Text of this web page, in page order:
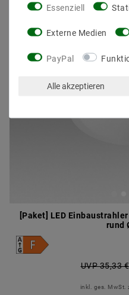
[Paket] LED
rund
UVP 35,33 €
inkl. ges. MwSt.
Essenziell
Externe Medien
PayPal
Alle akzeptieren